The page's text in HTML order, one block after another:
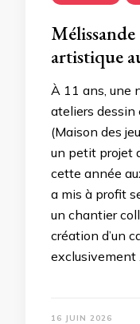
artistique
À 11 ans, une
ateliers dessin
(Maison des
un petit projet
cette année
a mis à profit
un chantier
création d’un
exclusivement …
16 JUIN 2026